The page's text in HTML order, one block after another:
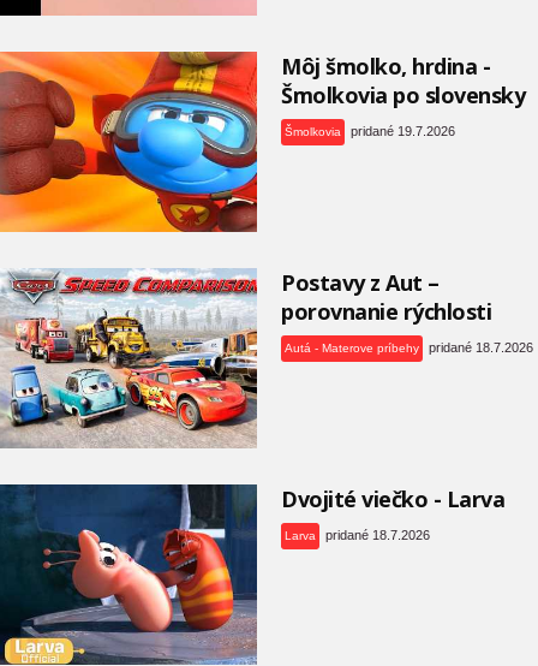
Môj šmolko, hrdina -
Šmolkovia po slovensky
Šmolkovia pridané 19.7.2026
Postavy z Aut –
porovnanie rýchlosti
Autá - Materove príbehy pridané 18.7.2026
Dvojité viečko - Larva
Larva pridané 18.7.2026